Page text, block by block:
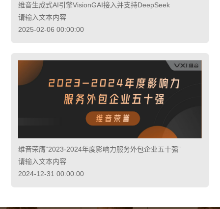
维音生成式AI引擎VisionGAI接入并支持DeepSeek
请输入文本内容
2025-02-06 00:00:00
维音荣膺“2023-2024年度影响力服务外包企业五十强”
请输入文本内容
2024-12-31 00:00:00